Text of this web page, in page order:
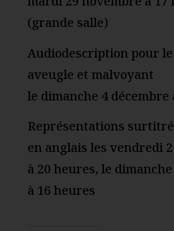
(grande salle)
Audiodescription pour
aveugle et malvoyant
le dimanche 4 décembre
Représentations
en anglais les vendredi
à 20 heures, le
à 16 heures